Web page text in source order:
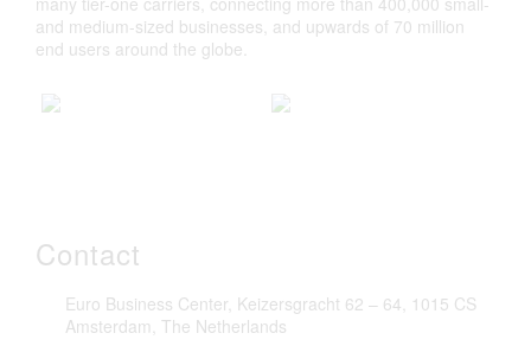
and medium-sized businesses, and upwards of 70 million
end users around the globe.
Contact
Euro Business Center, Keizersgracht 62 – 64, 1015 CS
Amsterdam, The Netherlands